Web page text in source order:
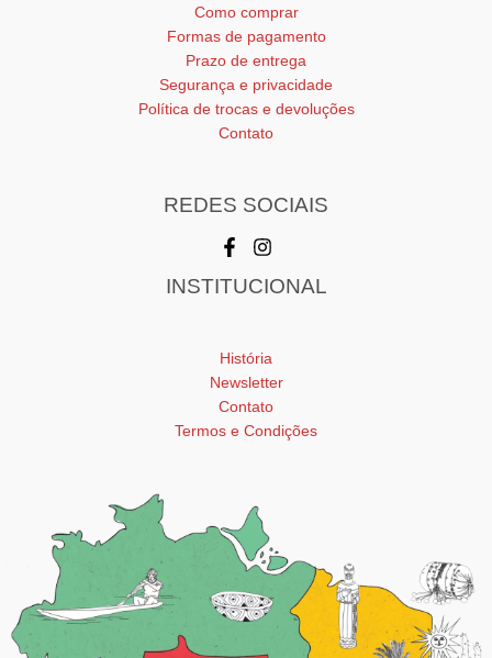
Como comprar
Formas de pagamento
Prazo de entrega
Segurança e privacidade
Política de trocas e devoluções
Contato
REDES SOCIAIS
INSTITUCIONAL
História
Newsletter
Contato
Termos e Condições